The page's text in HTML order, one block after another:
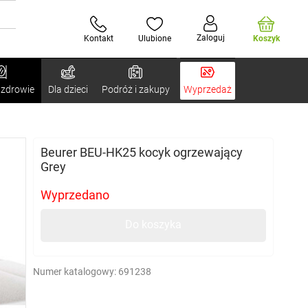
Kontakt Ulubione Zaloguj Koszyk
Dla dzieci Podróż i zakupy Wyprzedaż
Beurer BEU-HK25 kocyk ogrzewający
Grey
Wyprzedano
Numer katalogowy: 691238